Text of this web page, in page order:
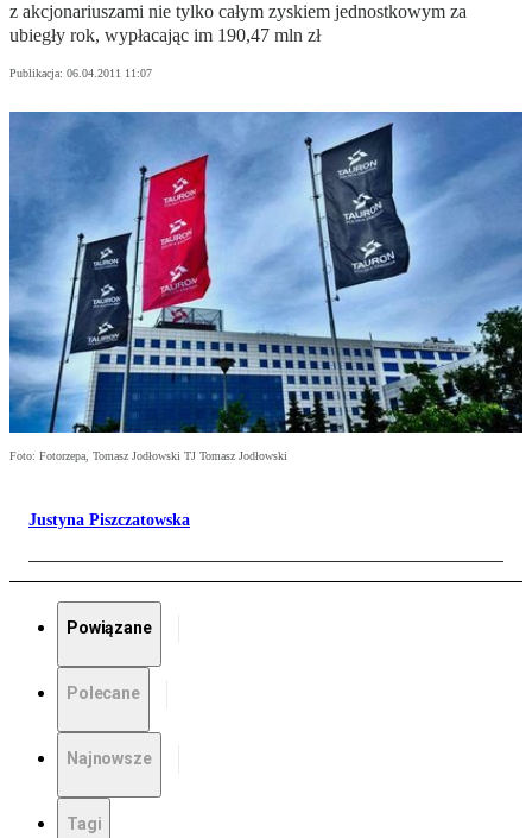
z akcjonariuszami nie tylko całym zyskiem jednostkowym za
ubiegły rok, wypłacając im 190,47 mln zł
Publikacja: 06.04.2011 11:07
Foto: Fotorzepa, Tomasz Jodłowski TJ Tomasz Jodłowski
Justyna Piszczatowska
Powiązane
Polecane
Najnowsze
Tagi